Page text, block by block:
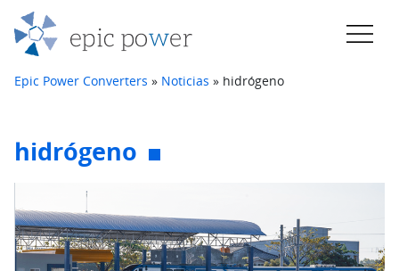
Saltar al contenido
Navegación principal
Epic Power Converters » Noticias » hidrógeno
hidrógeno